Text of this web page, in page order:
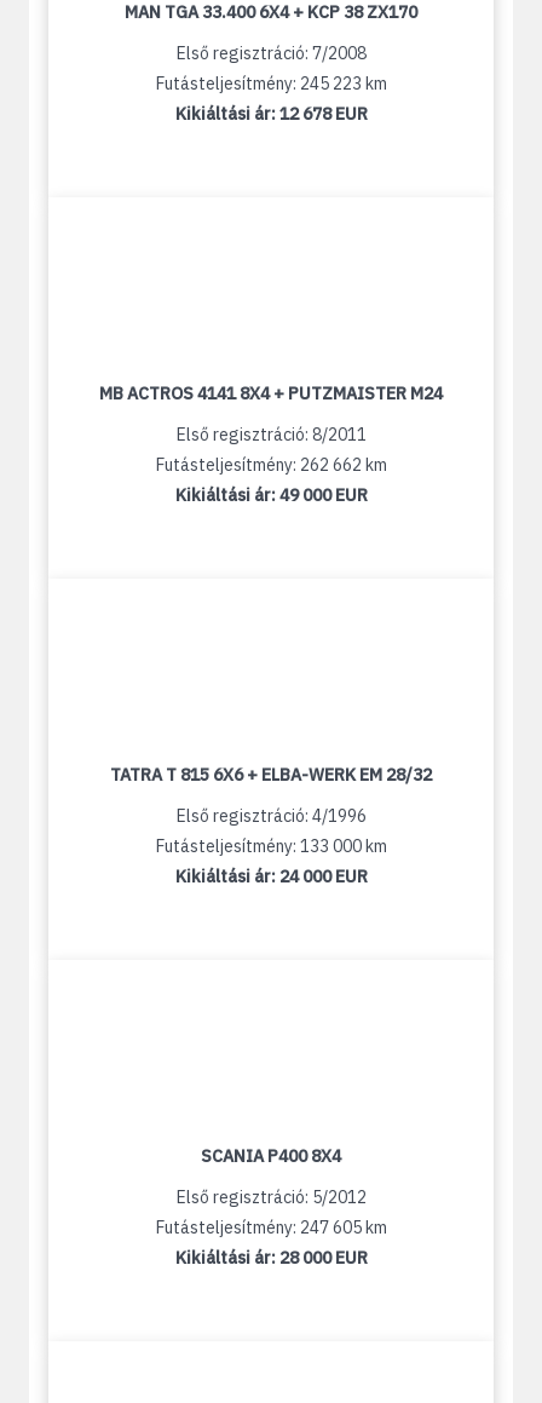
MAN TGA 33.400 6X4 + KCP 38 ZX170
Első regisztráció: 7/2008
Futásteljesítmény: 245 223 km
Kikiáltási ár:12 678 EUR
MB ACTROS 4141 8X4 + PUTZMAISTER M24
Első regisztráció: 8/2011
Futásteljesítmény: 262 662 km
Kikiáltási ár:49 000 EUR
TATRA T 815 6X6 + ELBA-WERK EM 28/32
Első regisztráció: 4/1996
Futásteljesítmény: 133 000 km
Kikiáltási ár: 24 000 EUR
SCANIA P400 8X4
Első regisztráció: 5/2012
Futásteljesítmény: 247 605 km
Kikiáltási ár: 28 000 EUR